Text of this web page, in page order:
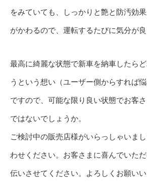
をみていても、しっかりと艶と防汚効
がかわるので、運転するたびに気分が良
最高に綺麗な状態で新車を納車したら
うという想い（ユーザー側からすれば
ですので、可能な限り良い状態でお客
ではないでしょうか。
ご検討中の販売店様がいらっしゃいま
わせください。お客さまに喜んでいた
伝いさせてください。よろしくお願いい